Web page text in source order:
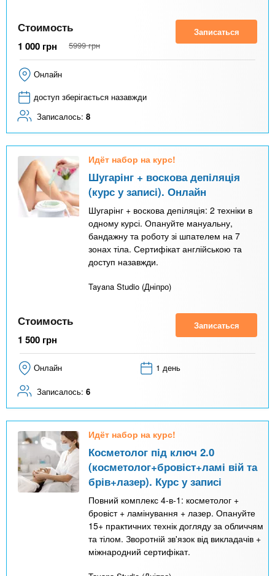
Стоимость
1 000 грн 5999 грн
Записаться
Онлайн
доступ зберігається назавжди
Записалось: 8
Идёт набор на курс!
Шугарінг + воскова депіляція
(курс у записі). Онлайн
Шугарінг + воскова депіляція: 2 техніки в
одному курсі. Опануйте мануальну,
бандажну та роботу зі шпателем на 7
зонах тіла. Сертифікат англійською та
доступ назавжди.
Tayana Studio (Дніпро)
Стоимость
1 500 грн
Записаться
Онлайн 1 день
Записалось: 6
Идёт набор на курс!
Косметолог під ключ 2.0
(косметолог+бровіст+ламі вій та
брів+лазер). Курс у записі
Повний комплекс 4-в-1: косметолог +
бровіст + ламінування + лазер. Опануйте
15+ практичних технік догляду за обличчям
та тілом. Зворотній зв'язок від викладачів +
міжнародний сертифікат.